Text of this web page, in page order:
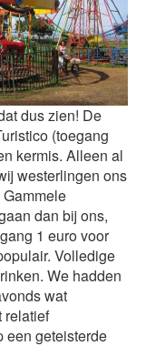
dus zien! De
(toegang
kermis. Alleen al
westerlingen ons
dan bij ons,
1 euro voor
Volledige
We hadden
wat
relatief
een geteisterde